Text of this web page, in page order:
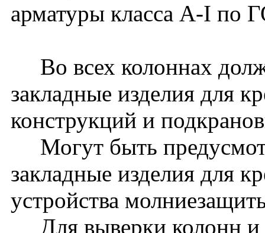
арматуры класса A-I по
Во всех колоннах
закладные изделия для
конструкций и
Могут быть
закладные изделия для
устройства
Для выверки колонн